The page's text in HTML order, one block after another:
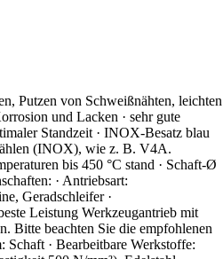
Putzen von Schweißnähten, leichten
und Lacken · sehr gute
Standzeit · INOX-Besatz blau
(INOX), wie z. B. V4A.
bis 450 °C stand · Schaft-Ø
· Antriebsart:
Geradschleifer ·
Leistung Werkzeugantrieb mit
Bitte beachten Sie die empfohlenen
Schaft · Bearbeitbare Werkstoffe: